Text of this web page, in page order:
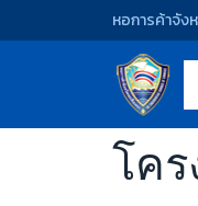
หอการค้าจัง
โค